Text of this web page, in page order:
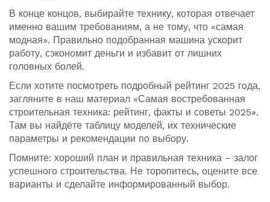
В конце концов, выбирайте технику, которая отвечает
именно вашим требованиям, а не тому, что «самая
модная». Правильно подобранная машина ускорит
работу, сэкономит деньги и избавит от лишних
головных болей.
Если хотите посмотреть подробный рейтинг 2025 года,
загляните в наш материал «Самая востребованная
строительная техника: рейтинг, факты и советы 2025».
Там вы найдёте таблицу моделей, их технические
параметры и рекомендации по выбору.
Помните: хороший план и правильная техника – залог
успешного строительства. Не торопитесь, оцените все
варианты и сделайте информированный выбор.